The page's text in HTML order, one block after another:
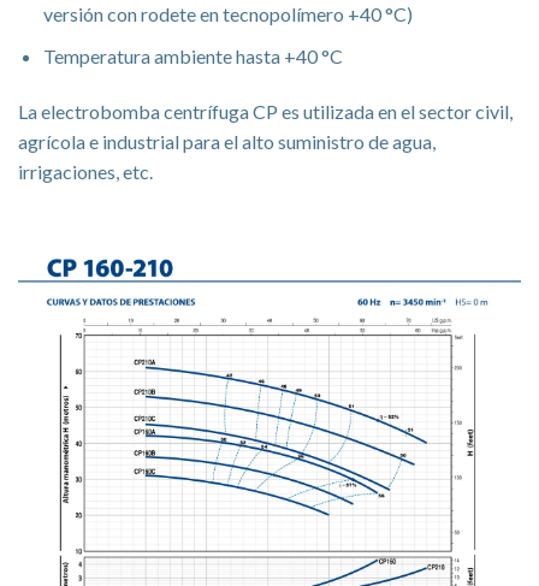
versión con rodete en tecnopolímero +40 °C)
Temperatura ambiente hasta +40 °C
La electrobomba centrífuga CP es utilizada en el sector civil,
agrícola e industrial para el alto suministro de agua,
irrigaciones, etc.